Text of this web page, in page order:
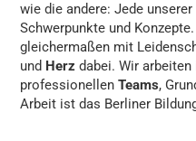
wie die andere: Jede
Schwerpunkte und
gleichermaßen mit
und Herz dabei. Wir
professionellenTeams,
Arbeit ist das Berliner